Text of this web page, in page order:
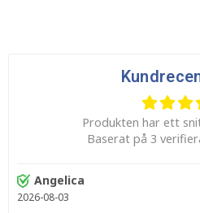
Produkten har ett
Baserat på 3
Angelica
2026-08-03